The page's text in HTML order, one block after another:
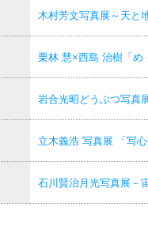
木村芳文写真展～天と
栗林 慧×西島 治樹「め
岩合光昭どうぶつ写真
立木義浩 写真展 「写心
石川賢治月光写真展－